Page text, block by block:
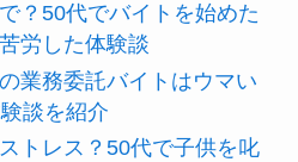
？50代でバイトを始めた
労した体験談
業務委託バイトはウマい
談を紹介
トレス？50代で子供を叱